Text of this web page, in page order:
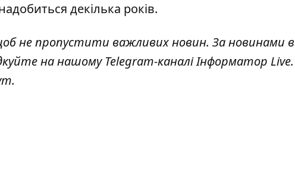
декілька років.
не пропустити важливих новин. За новинами в
на нашому Telegram-каналіІнформатор Live.
.